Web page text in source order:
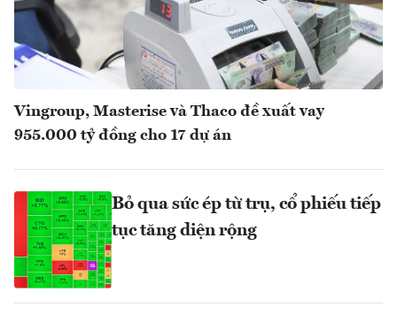
Vingroup, Masterise và Thaco đề xuất vay
955.000 tỷ đồng cho 17 dự án
Bỏ qua sức ép từ trụ, cổ phiếu tiếp
tục tăng diện rộng